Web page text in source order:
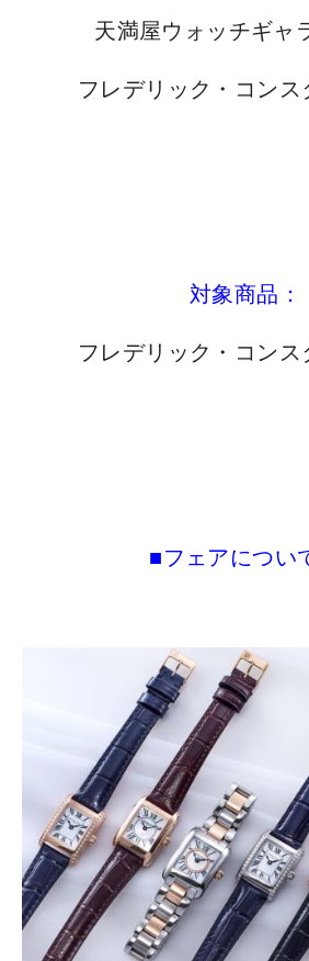
天満屋ウォッチギャ
フレデリック・コンス
対象商品：
フレデリック・コンス
■フェアについ